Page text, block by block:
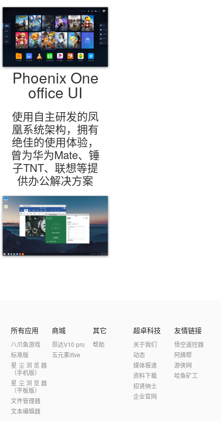
Phoenix One
office UI
使用自主研发的凤
凰系统架构，拥有
绝佳的使用体验，
曾为华为Mate、锤
子TNT、联想等提
供办公解决方案
所有应用
八爪鱼游戏
标准版
星尘浏览器
（手机版）
星尘浏览器
（平板版）
文件管理器
文本编辑器
商城
昂达V10 pro
五元素ifive
其它
帮助
超卓科技
关于我们
动态
媒体报道
资料下载
招贤纳士
企业官网
友情链接
悟空遥控器
阿姨帮
游侠网
哈鱼矿工